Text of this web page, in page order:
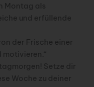
Montag als
und erfüllende
der Frische einer
motivieren.“
Setze dir
Woche zu deiner